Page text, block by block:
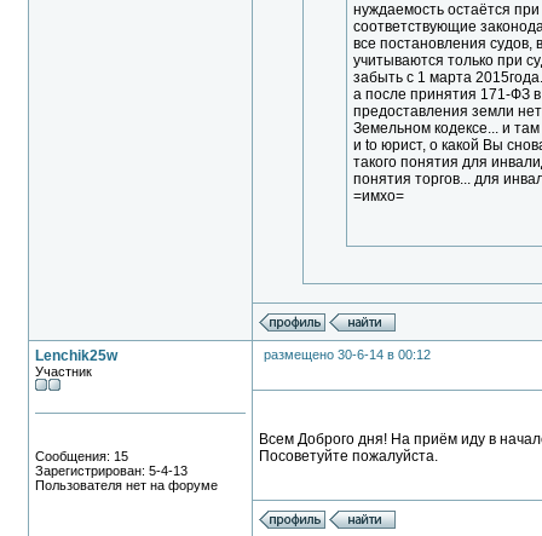
нуждаемость остаётся
соответствующие
все постановления судов,
учитываются только при
забыть с 1 марта
а после принятия 171-ФЗ
предоставления земли
Земельном кодексе... и
и to юрист, о какой Вы
такого понятия для
понятия торгов... для
=имхо=
Lenchik25w
Участник
Сообщения: 15
Зарегистрирован: 5-4-13
Пользователя нет на форуме
размещено 30-6-14 в 00:12
Всем Доброго дня! На приём иду в
Посоветуйте пожалуйста.